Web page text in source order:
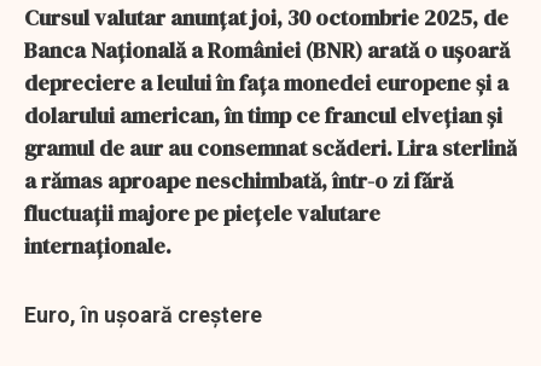
Cursul valutar anunțat joi, 30 octombrie 2025, de
Banca Națională a României (BNR) arată o ușoară
depreciere a leului în fața monedei europene și a
dolarului american, în timp ce francul elvețian și
gramul de aur au consemnat scăderi. Lira sterlină
a rămas aproape neschimbată, într-o zi fără
fluctuații majore pe piețele valutare
internaționale.
Euro, în ușoară creștere